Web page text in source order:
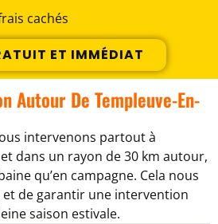
cachés
ET IMMÉDIAT
Autour De Templeuve-En-
intervenons partout à
dans un rayon de 30 km autour,
qu’en campagne. Cela nous
et de garantir une intervention
saison estivale.